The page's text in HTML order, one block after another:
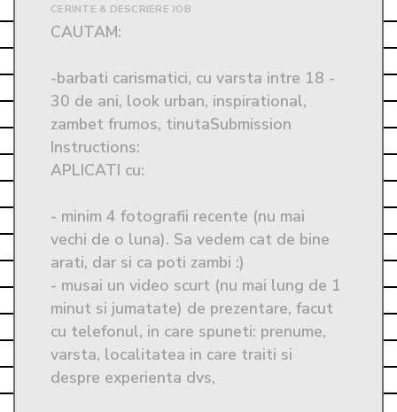
CERINTE & DESCRIERE JOB
CAUTAM:
-barbati carismatici, cu varsta intre 18 -
30 de ani, look urban, inspirational,
zambet frumos, tinutaSubmission
Instructions:
APLICATI cu:
- minim 4 fotografii recente (nu mai
vechi de o luna). Sa vedem cat de bine
arati, dar si ca poti zambi :)
- musai un video scurt (nu mai lung de 1
minut si jumatate) de prezentare, facut
cu telefonul, in care spuneti: prenume,
varsta, localitatea in care traiti si
despre experienta dvs,